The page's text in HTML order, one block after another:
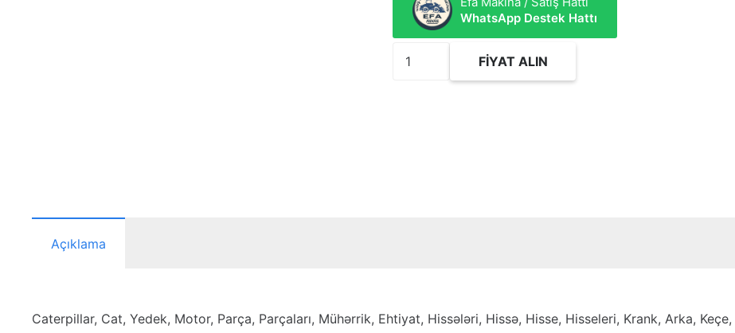
WhatsApp Destek Hattı
1425868
FIYAT ALIN
Açıklama
Caterpillar, Cat, Yedek, Motor, Parça, Parçaları, Mühərrik, Ehtiyat, Hissələri, Hissə, Hisse, Hisseleri, Krank, Arka,